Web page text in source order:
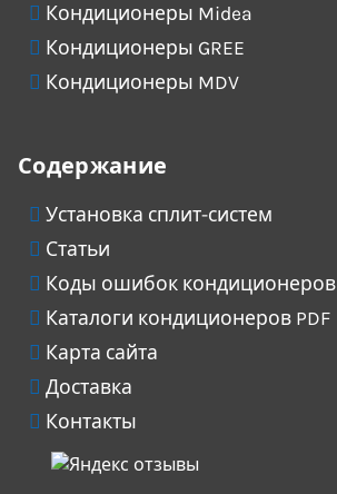
Кондиционеры Midea
Кондиционеры GREE
Кондиционеры MDV
Содержание
Установка сплит-систем
Статьи
Коды ошибок кондиционеров
Каталоги кондиционеров PDF
Карта сайта
Доставка
Контакты